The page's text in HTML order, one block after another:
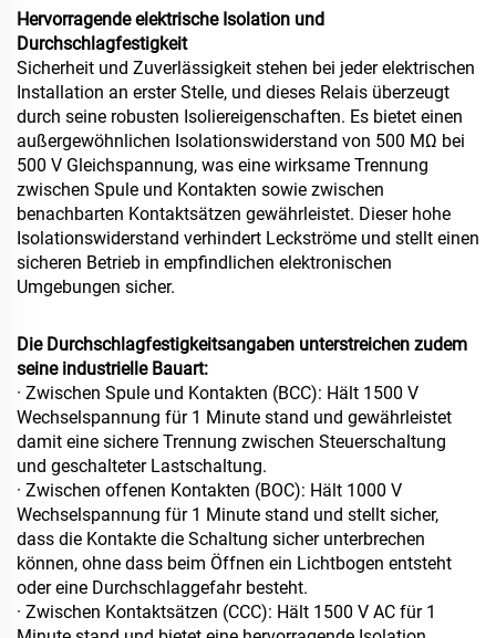
Hervorragende elektrische Isolation und
Durchschlagfestigkeit
Sicherheit und Zuverlässigkeit stehen bei jeder elektrischen
Installation an erster Stelle, und dieses Relais überzeugt
durch seine robusten Isoliereigenschaften. Es bietet einen
außergewöhnlichen Isolationswiderstand von 500 MΩ bei
500 V Gleichspannung, was eine wirksame Trennung
zwischen Spule und Kontakten sowie zwischen
benachbarten Kontaktsätzen gewährleistet. Dieser hohe
Isolationswiderstand verhindert Leckströme und stellt einen
sicheren Betrieb in empfindlichen elektronischen
Umgebungen sicher.
Die Durchschlagfestigkeitsangaben unterstreichen zudem
seine industrielle Bauart:
· Zwischen Spule und Kontakten (BCC): Hält 1500 V
Wechselspannung für 1 Minute stand und gewährleistet
damit eine sichere Trennung zwischen Steuerschaltung
und geschalteter Lastschaltung.
· Zwischen offenen Kontakten (BOC): Hält 1000 V
Wechselspannung für 1 Minute stand und stellt sicher,
dass die Kontakte die Schaltung sicher unterbrechen
können, ohne dass beim Öffnen ein Lichtbogen entsteht
oder eine Durchschlaggefahr besteht.
· Zwischen Kontaktsätzen (CCC): Hält 1500 V AC für 1